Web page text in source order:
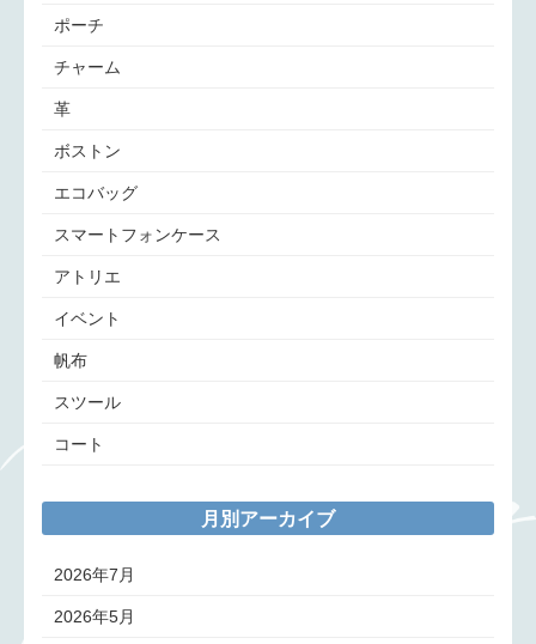
ポーチ
チャーム
革
ボストン
エコバッグ
スマートフォンケース
アトリエ
イベント
帆布
スツール
コート
月別アーカイブ
2026年7月
2026年5月